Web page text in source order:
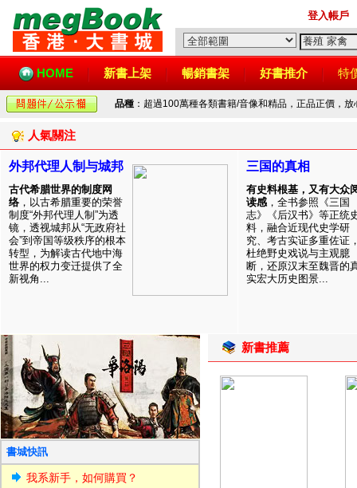
登入帳戶
HOME 新書上架 暢銷書架 好書推介 特
品種 ：超過100萬種各類書籍/音像和精品，正品正價，
人氣關注
外邦代理人制与城邦
古代希腊世界的制度网
络 ，以古希腊重要的荣誉
制度“外邦代理人制”为透
镜，透视城邦从“无政府社
会”到帝国等级秩序的根本
转型，为解读古代地中海
世界的权力变迁提供了全
新视角...
三国的真相
有史料根基，又有大众
读感 ，全书参照《三国
志》《后汉书》等正统
料，融合近现代史学研
究、考古实证多重佐证
杜绝野史戏说与主观臆
断，还原汉末至魏晋的
实宏大历史图景...
書城快訊
我系新手，如何購買？
新書推薦